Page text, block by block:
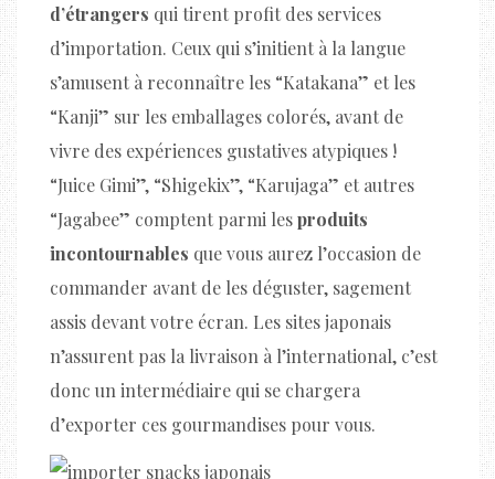
d’étrangers qui tirent profit des services
d’importation. Ceux qui s’initient à la langue
s’amusent à reconnaître les “Katakana” et les
“Kanji” sur les emballages colorés, avant de
vivre des expériences gustatives atypiques !
“Juice Gimi”, “Shigekix”, “Karujaga” et autres
“Jagabee” comptent parmi lesproduits
incontournables que vous aurez l’occasion de
commander avant de les déguster, sagement
assis devant votre écran. Les sites japonais
n’assurent pas la livraison à l’international, c’est
donc un intermédiaire qui se chargera
d’exporter ces gourmandises pour vous.